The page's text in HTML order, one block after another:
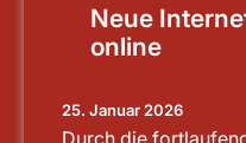
Neue
online
25. Januar 2026